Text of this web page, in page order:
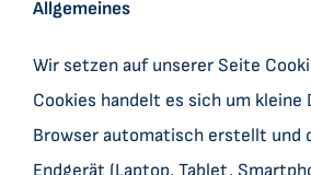
Allgemeines
Wir setzen auf unserer Seite
Cookies handelt es sich um kleine
Browser automatisch erstellt und